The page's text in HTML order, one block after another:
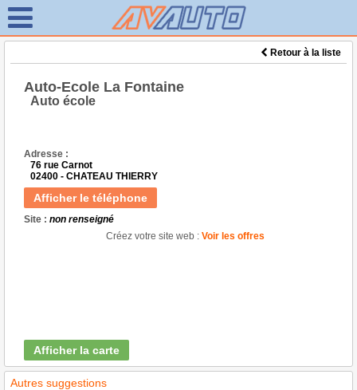
Retour à la liste
Auto-Ecole La Fontaine
Auto école
Adresse :
76 rue Carnot
02400 - CHATEAU THIERRY
Afficher le téléphone
Site : non renseigné
Créez votre site web : Voir les offres
Afficher la carte
Autres suggestions